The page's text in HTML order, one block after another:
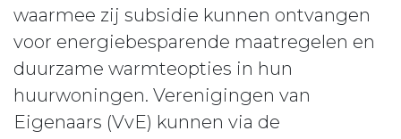
waarmee zij subsidie kunnen ontvangen
voor energiebesparende maatregelen en
duurzame warmteopties in hun
huurwoningen. Verenigingen van
Eigenaars (VvE) kunnen via de